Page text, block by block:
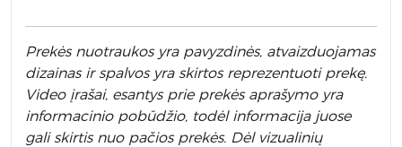
Prekės nuotraukos yra pavyzdinės, atvaizduojamas
dizainas ir spalvos yra skirtos reprezentuoti prekę.
Video įrašai, esantys prie prekės aprašymo yra
informacinio pobūdžio, todėl informacija juose
gali skirtis nuo pačios prekės. Dėl vizualinių